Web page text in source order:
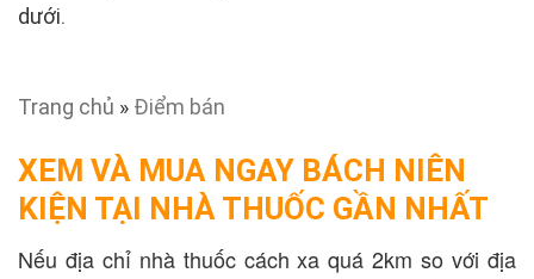
dưới.
Trang chủ » Điểm bán
XEM VÀ MUA NGAY BÁCH NIÊN
KIỆN TẠI NHÀ THUỐC GẦN NHẤT
Nếu địa chỉ nhà thuốc cách xa quá 2km so với địa